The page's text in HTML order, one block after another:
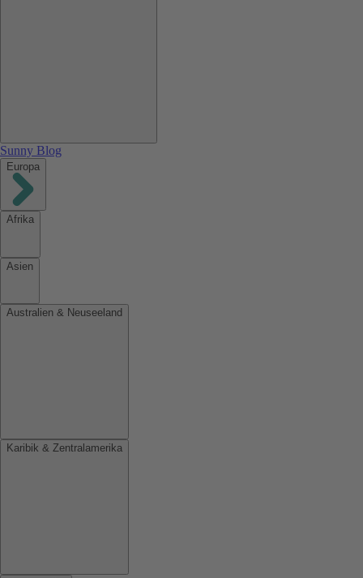
Sunny Blog
Europa
Afrika
Asien
Australien & Neuseeland
Karibik & Zentralamerika